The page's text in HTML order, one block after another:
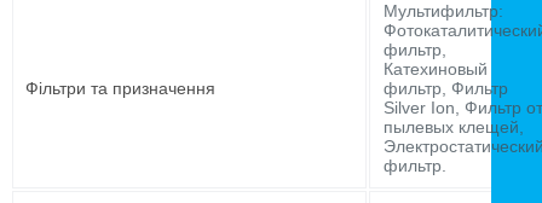
Фільтри та призначення
Мультифильтр:
фильтр,
Катехиновый
фильтр, Фильтр
Silver Ion, Фильтр от
пылевых клещей,
фильтр.